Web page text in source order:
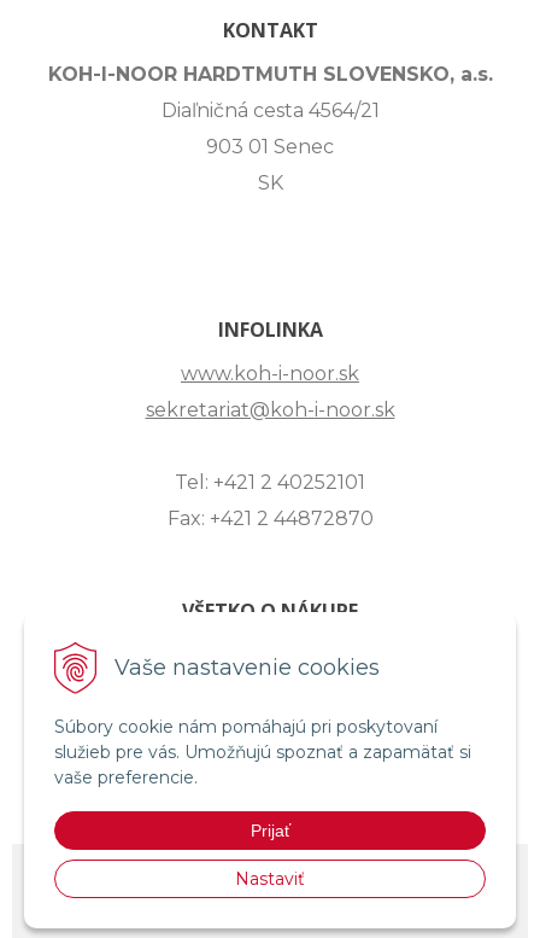
Vaše nastavenie cookies
Súbory cookie nám pomáhajú pri poskytovaní
služieb pre vás. Umožňujú spoznať a zapamätať si
vaše preferencie.
Prijať
Nastaviť
KONTAKT
KOH-I-NOOR HARDTMUTH SLOVENSKO, a.s.
Diaľničná cesta 4564/21
903 01 Senec
SK
INFOLINKA
www.koh-i-noor.sk
sekretariat@koh-i-noor.sk
Tel: +421 2 40252101
Fax: +421 2 44872870
VŠETKO O NÁKUPE
ZASLANIE OTÁZKY
OBCHODNÉ PODMIENKY
REKLAMAČNÝ PORIADOK
© 2026 KOH-I-NOOR HARDTMUTH SLOVENSKO • e-shop